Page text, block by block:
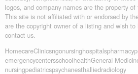
logos, and company names are the property
This site is not affiliated with or endorsed by
are the copyright owner of a listing and wish
contact us.
HomecareClinicsngonursinghospitalspharmacy
emergencycentersschoolhealthGeneral
nursingpediatricspsychanesthalliedradiology